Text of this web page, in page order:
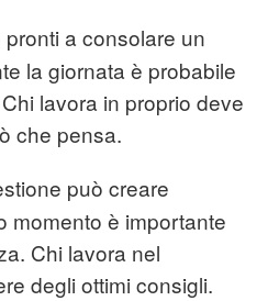
a consolare un
la giornata è probabile
lavora in proprio deve
che pensa.
può creare
momento è importante
Chi lavora nel
degli ottimi consigli.